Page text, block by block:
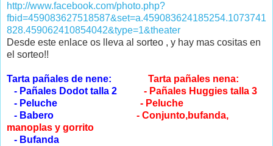
http://www.facebook.com/photo.php?
fbid=459083627518587&set=a.459083624185254.1073741
828.459062410854042&type=1&theater
Desde este enlace os lleva al sorteo , y hay mas cositas en
el sorteo!!
Tarta pañales de nene: Tarta pañales nena:
- Pañales Dodot talla 2 - Pañales Huggies talla 3
- Peluche - Peluche
- Babero - Conjunto,bufanda,
manoplas y gorrito
- Bufanda